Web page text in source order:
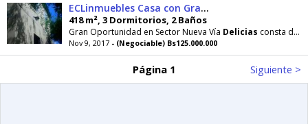
ECLinmuebles Casa con Gran Extensión de Terrero
418 m², 3 Dormitorios, 2 Baños
Gran Oportunidad en Sector Nueva Vía Delicias consta de 3
Nov 9, 2017 - (Negociable) Bs125.000.000
Página 1 Siguiente >